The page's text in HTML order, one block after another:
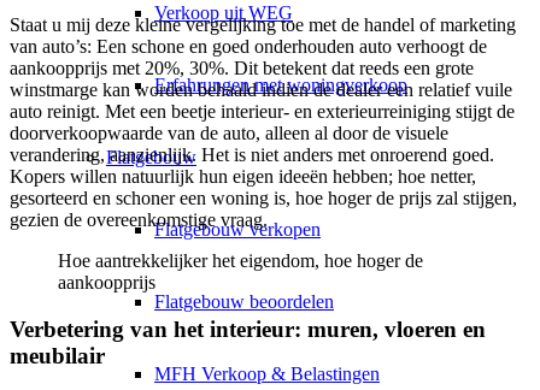
Verkoop uit WEG
Erfahrungen met woningverkoop
Flatgebouw
Flatgebouw verkopen
Flatgebouw beoordelen
MFH Verkoop & Belastingen
Staat u mij deze kleine vergelijking toe met de handel of marketing
van auto’s: Een schone en goed onderhouden auto verhoogt de
aankoopprijs met 20%, 30%. Dit betekent dat reeds een grote
winstmarge kan worden behaald indien de dealer een relatief vuile
auto reinigt. Met een beetje interieur- en exterieurreiniging stijgt de
doorverkoopwaarde van de auto, alleen al door de visuele
verandering, aanzienlijk. Het is niet anders met onroerend goed.
Kopers willen natuurlijk hun eigen ideeën hebben; hoe netter,
gesorteerd en schoner een woning is, hoe hoger de prijs zal stijgen,
gezien de overeenkomstige vraag.
Hoe aantrekkelijker het eigendom, hoe hoger de
aankoopprijs
Verbetering van het interieur: muren, vloeren en
meubilair